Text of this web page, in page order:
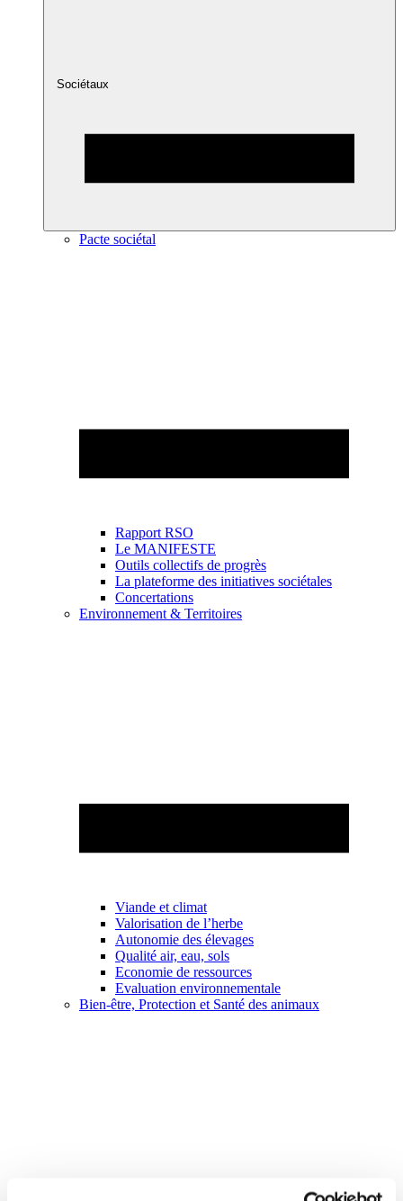
Sociétaux
Pacte sociétal
Rapport RSO
Le MANIFESTE
Outils collectifs de progrès
La plateforme des initiatives sociétales
Concertations
Environnement & Territoires
Viande et climat
Valorisation de l’herbe
Autonomie des élevages
Qualité air, eau, sols
Economie de ressources
Evaluation environnementale
Bien-être, Protection et Santé des animaux